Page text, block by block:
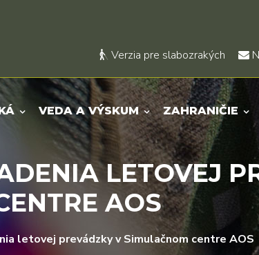
Verzia pre slabozrakých
VEDA A VÝSKUM ZAHRANIČIE
LETOVEJ
AOS
letovej prevádzky v Simulačnom centre AOS